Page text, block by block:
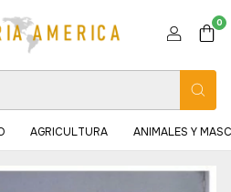
0
AGRICULTURA ANIMALES Y